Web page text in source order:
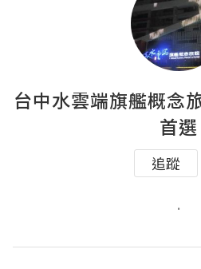
台中水雲端旗艦概念
首選
追蹤
.